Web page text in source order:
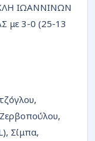
IΩANNINΩN
με 3-0 (25-13
Σίμπα,